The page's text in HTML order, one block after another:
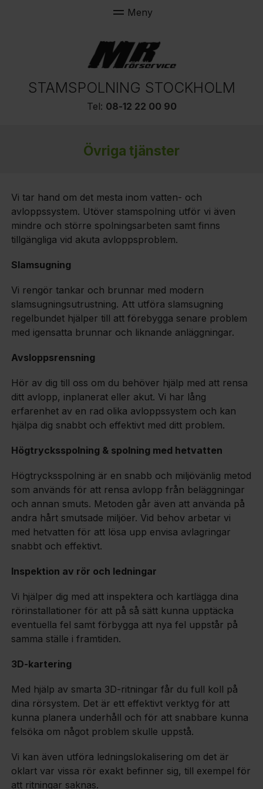
STAMSPOLNING STOCKHOLM
Tel: 08-12 22 00 90
Övriga tjänster
Vi tar hand om det mesta inom vatten- och
avloppssystem. Utöver stamspolning utför vi även
mindre och större spolningsarbeten samt finns
tillgängliga vid akuta avloppsproblem.
Slamsugning
Vi rengör tankar och brunnar med modern
slamsugningsutrustning. Att utföra slamsugning
regelbundet hjälper till att förebygga senare problem
med igensatta brunnar och liknande anläggningar.
Avsloppsrensning
Hör av dig till oss om du behöver hjälp med att rensa
ditt avlopp, inplanerat eller akut. Vi har lång
erfarenhet av en rad olika avloppssystem och kan
hjälpa dig snabbt och effektivt med ditt problem.
Högtrycksspolning & spolning med hetvatten
Högtrycksspolning är en snabb och miljövänlig metod
som används för att rensa avlopp från beläggningar
och annan smuts. Metoden går även att använda på
andra hårt smutsade miljöer. Vid behov arbetar vi
med hetvatten för att lösa upp envisa avlagringar
snabbt och effektivt.
Inspektion av rör och ledningar
Vi hjälper dig med att inspektera och kartlägga dina
rörinstallationer för att på så sätt kunna upptäcka
eventuella fel samt förbygga att nya fel uppstår på
samma ställe i framtiden.
3D-kartering
Med hjälp av smarta 3D-ritningar får du full koll på
dina rörsystem. Det är ett effektivt verktyg för att
kunna planera underhåll och för att snabbare kunna
felsöka om något problem skulle uppstå.
Vi kan även utföra ledningslokalisering om det är
oklart var vissa rör exakt befinner sig, till exempel för
att ritningar saknas.